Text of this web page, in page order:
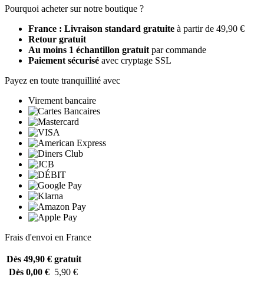
Pourquoi acheter sur notre boutique ?
France : Livraison standard gratuite à partir de 49,90 €
Retour gratuit
Au moins 1 échantillon gratuit par commande
Paiement sécurisé avec cryptage SSL
Payez en toute tranquillité avec
Virement bancaire
Frais d'envoi en France
Dès 49,90 € gratuit
Dès 0,00 € 5,90 €